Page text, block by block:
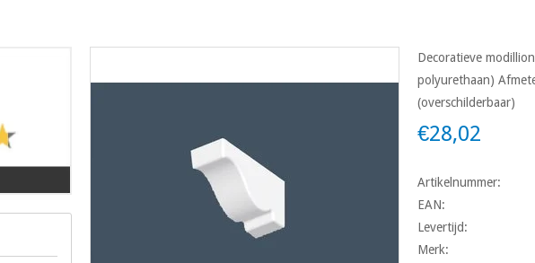
Decoratieve
polyurethaan)
(overschilderbaar)
€28,02
Artikelnummer:
EAN:
Levertijd:
Merk: